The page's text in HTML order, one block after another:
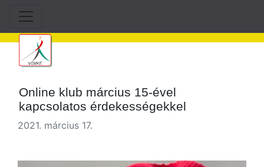
Online klub március 15-ével
kapcsolatos érdekességekkel
2021. március 17.